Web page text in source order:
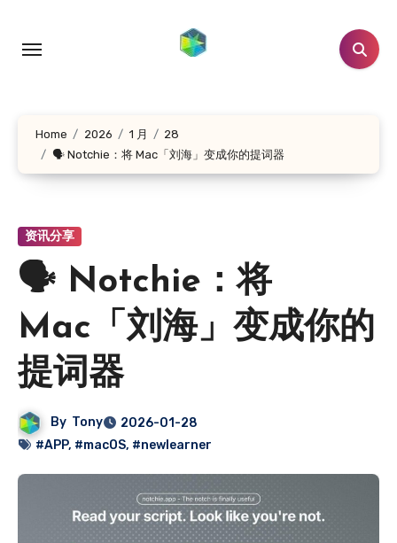
Home 2026 1 月
28
🗣 Notchie：将 Mac「刘海」变成你的提词器
资讯分享
🗣 Notchie：将
Mac「刘海」变成你的
提词器
By Tony
2026-01-28
#APP, #macOS, #newlearner